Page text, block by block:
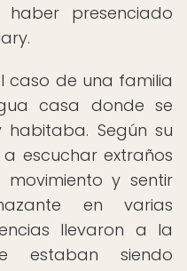
presenciado
caso de una familia
casa donde se
Según su
escuchar extraños
y sentir
en varias
llevaron a la
estaban siendo